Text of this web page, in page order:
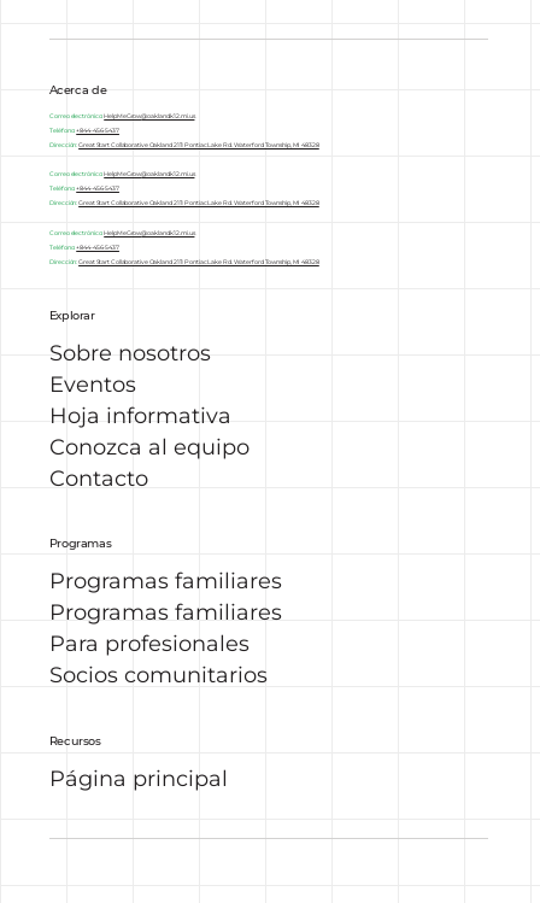
Acerca de
Correo electrónico:HelpMeGrow@oakland.k12.mi.us
Teléfono: +844-456-5437
Dirección:Great Start Collaborative Oakland 2111 Pontiac Lake Rd. Waterford Township, MI 48328
Correo electrónico:HelpMeGrow@oakland.k12.mi.us
Teléfono: +844-456-5437
Dirección:Great Start Collaborative Oakland 2111 Pontiac Lake Rd. Waterford Township, MI 48328
Correo electrónico:HelpMeGrow@oakland.k12.mi.us
Teléfono: +844-456-5437
Dirección:Great Start Collaborative Oakland 2111 Pontiac Lake Rd. Waterford Township, MI 48328
Sobre nosotros
Eventos
Hoja informativa
Conozca al equipo
Contacto
Explorar
Programas familiares
Programas familiares
Para profesionales
Socios comunitarios
Programas
Página principal
Recursos